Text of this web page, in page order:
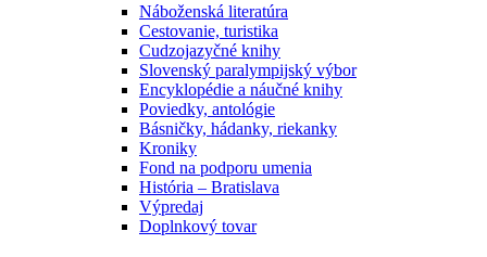
Náboženská literatúra
Cestovanie, turistika
Cudzojazyčné knihy
Slovenský paralympijský výbor
Encyklopédie a náučné knihy
Poviedky, antológie
Básničky, hádanky, riekanky
Kroniky
Fond na podporu umenia
História – Bratislava
Výpredaj
Doplnkový tovar